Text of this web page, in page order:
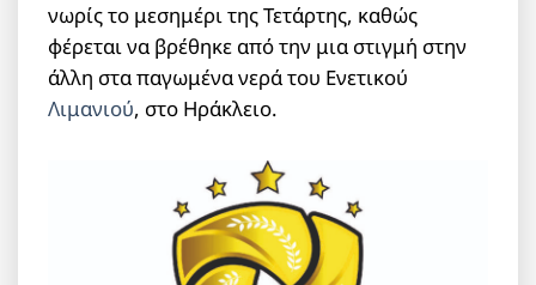
νωρίς το μεσημέρι της Τετάρτης, καθώς
φέρεται να βρέθηκε από την μια στιγμή στην
άλλη στα παγωμένα νερά του Ενετικού
Λιμανιού, στο Ηράκλειο.